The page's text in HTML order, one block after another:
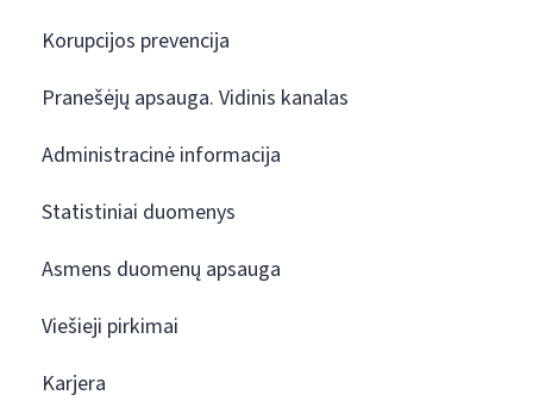
Korupcijos prevencija
Pranešėjų apsauga. Vidinis kanalas
Administracinė informacija
Statistiniai duomenys
Asmens duomenų apsauga
Viešieji pirkimai
Karjera